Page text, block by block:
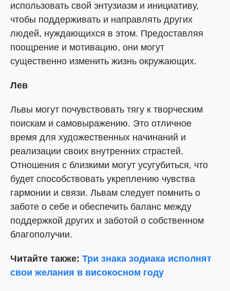
использовать свой энтузиазм и инициативу,
чтобы поддерживать и направлять других
людей, нуждающихся в этом. Предоставляя
поощрение и мотивацию, они могут
существенно изменить жизнь окружающих.
Лев
Львы могут почувствовать тягу к творческим
поискам и самовыражению. Это отличное
время для художественных начинаний и
реализации своих внутренних страстей.
Отношения с близкими могут усугубиться, что
будет способствовать укреплению чувства
гармонии и связи. Львам следует помнить о
заботе о себе и обеспечить баланс между
поддержкой других и заботой о собственном
благополучии.
Читайте также: Три знака зодиака исполнят
свои желания в високосном году